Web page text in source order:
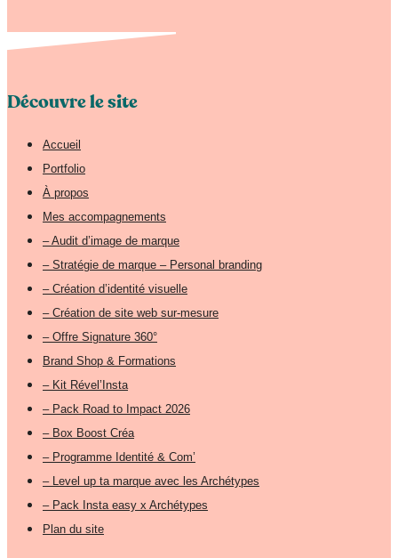
Découvre le site
Accueil
Portfolio
À propos
Mes accompagnements
– Audit d’image de marque
– Stratégie de marque – Personal branding
– Création d’identité visuelle
– Création de site web sur-mesure
– Offre Signature 360°
Brand Shop & Formations
– Kit Rével’Insta
– Pack Road to Impact 2026
– Box Boost Créa
– Programme Identité & Com’
– Level up ta marque avec les Archétypes
– Pack Insta easy x Archétypes
Plan du site